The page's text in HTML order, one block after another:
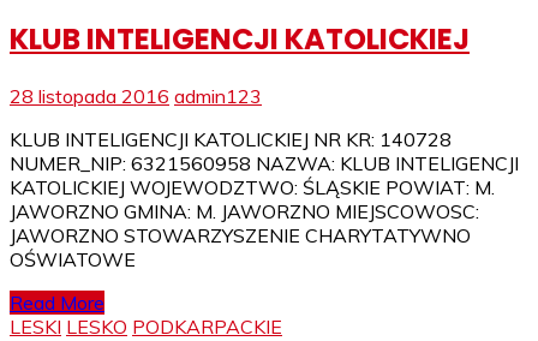
KLUB INTELIGENCJI KATOLICKIEJ
28 listopada 2016 admin123
KLUB INTELIGENCJI KATOLICKIEJ NR KR: 140728
NUMER_NIP: 6321560958 NAZWA: KLUB INTELIGENCJI
KATOLICKIEJ WOJEWODZTWO: ŚLĄSKIE POWIAT: M.
JAWORZNO GMINA: M. JAWORZNO MIEJSCOWOSC:
JAWORZNO STOWARZYSZENIE CHARYTATYWNO
OŚWIATOWE
Read More
LESKI LESKO PODKARPACKIE